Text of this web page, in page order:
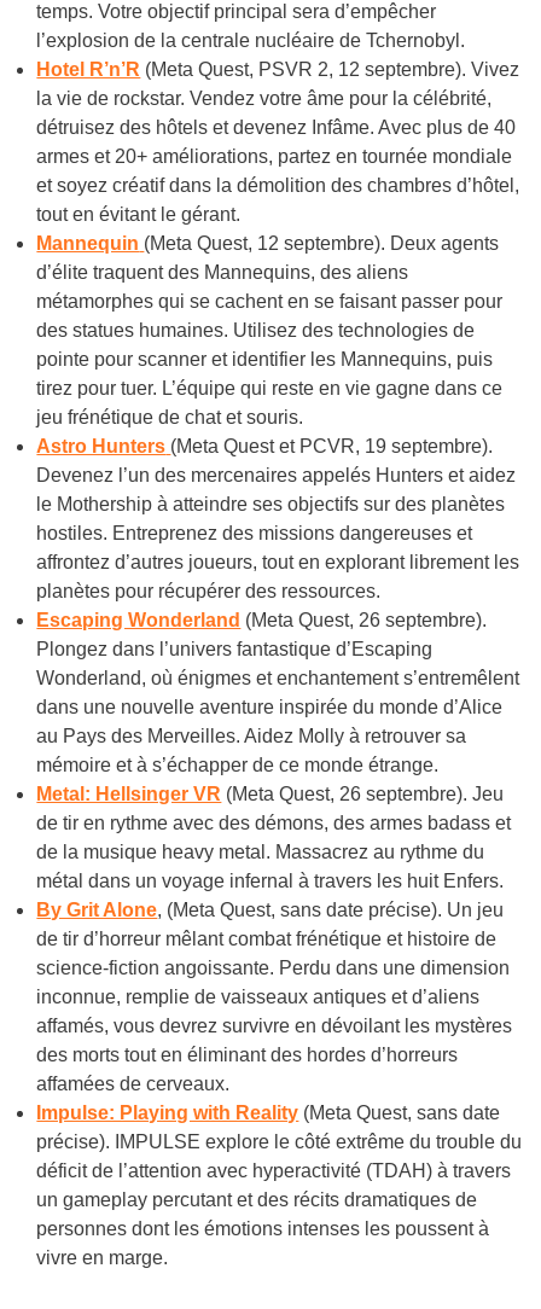
temps. Votre objectif principal sera d’empêcher
l’explosion de la centrale nucléaire de Tchernobyl.
Hotel R’n’R (Meta Quest, PSVR 2, 12 septembre). Vivez
la vie de rockstar. Vendez votre âme pour la célébrité,
détruisez des hôtels et devenez Infâme. Avec plus de 40
armes et 20+ améliorations, partez en tournée mondiale
et soyez créatif dans la démolition des chambres d’hôtel,
tout en évitant le gérant.
Mannequin (Meta Quest, 12 septembre). Deux agents
d’élite traquent des Mannequins, des aliens
métamorphes qui se cachent en se faisant passer pour
des statues humaines. Utilisez des technologies de
pointe pour scanner et identifier les Mannequins, puis
tirez pour tuer. L’équipe qui reste en vie gagne dans ce
jeu frénétique de chat et souris.
Astro Hunters (Meta Quest et PCVR, 19 septembre).
Devenez l’un des mercenaires appelés Hunters et aidez
le Mothership à atteindre ses objectifs sur des planètes
hostiles. Entreprenez des missions dangereuses et
affrontez d’autres joueurs, tout en explorant librement les
planètes pour récupérer des ressources.
Escaping Wonderland (Meta Quest, 26 septembre).
Plongez dans l’univers fantastique d’Escaping
Wonderland, où énigmes et enchantement s’entremêlent
dans une nouvelle aventure inspirée du monde d’Alice
au Pays des Merveilles. Aidez Molly à retrouver sa
mémoire et à s’échapper de ce monde étrange.
Metal: Hellsinger VR (Meta Quest, 26 septembre). Jeu
de tir en rythme avec des démons, des armes badass et
de la musique heavy metal. Massacrez au rythme du
métal dans un voyage infernal à travers les huit Enfers.
By Grit Alone, (Meta Quest, sans date précise). Un jeu
de tir d’horreur mêlant combat frénétique et histoire de
science-fiction angoissante. Perdu dans une dimension
inconnue, remplie de vaisseaux antiques et d’aliens
affamés, vous devrez survivre en dévoilant les mystères
des morts tout en éliminant des hordes d’horreurs
affamées de cerveaux.
Impulse: Playing with Reality (Meta Quest, sans date
précise). IMPULSE explore le côté extrême du trouble du
déficit de l’attention avec hyperactivité (TDAH) à travers
un gameplay percutant et des récits dramatiques de
personnes dont les émotions intenses les poussent à
vivre en marge.